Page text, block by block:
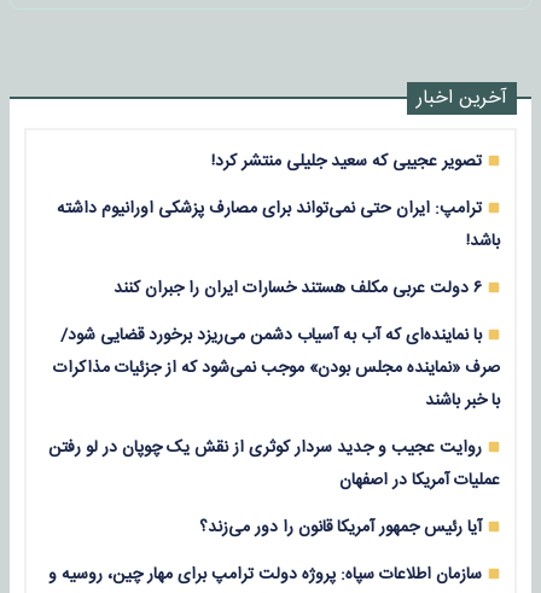
آخرین اخبار
تصویر عجیبی که سعید جلیلی منتشر کرد!
ترامپ: ایران حتی نمی‌تواند برای مصارف پزشکی اورانیوم داشته
باشد!
۶ دولت عربی مکلف هستند خسارات ایران را جبران کنند
با نماینده‌ای که آب به آسیاب دشمن می‌ریزد برخورد قضایی شود/
صرف «نماینده مجلس بودن» موجب نمی‌شود که از جزئیات مذاکرات
با خبر باشند
روایت عجیب و جدید سردار کوثری از نقش یک چوپان در لو رفتن
عملیات آمریکا در اصفهان
آیا رئیس جمهور آمریکا قانون را دور می‌زند؟
سازمان اطلاعات سپاه: پروژه دولت ترامپ برای مهار چین، روسیه و